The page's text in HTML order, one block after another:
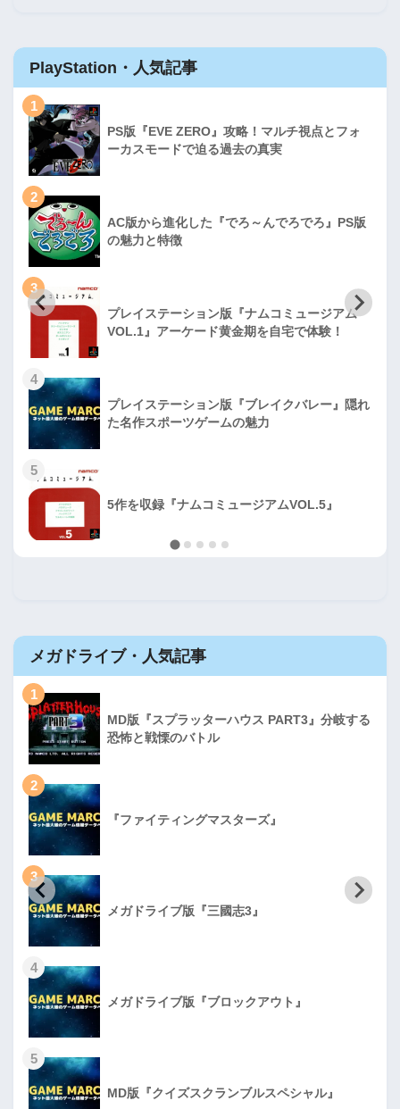
PlayStation・人気記事
1
PS版『EVE ZERO』攻略！マルチ視点とフォ
ーカスモードで迫る過去の真実
2
AC版から進化した『でろ～んでろでろ』PS版
の魅力と特徴
3
プレイステーション版『ナムコミュージアム
VOL.1』アーケード黄金期を自宅で体験！
4
プレイステーション版『ブレイクバレー』隠れ
た名作スポーツゲームの魅力
5
5作を収録『ナムコミュージアムVOL.5』
メガドライブ・人気記事
1
MD版『スプラッターハウス PART3』分岐する
恐怖と戦慄のバトル
2
『ファイティングマスターズ』
3
メガドライブ版『三國志3』
4
メガドライブ版『ブロックアウト』
5
MD版『クイズスクランブルスペシャル』